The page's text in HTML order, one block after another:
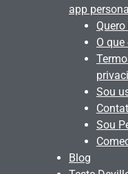
app
O
Sou
Sou
Blog